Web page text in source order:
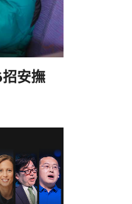
招安撫